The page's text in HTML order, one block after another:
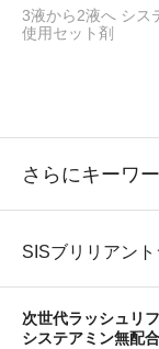
3液から2液へ シス
使用セット剤
さらにキーワ
SISブリリアン
次世代ラッシュリ
システアミン無配